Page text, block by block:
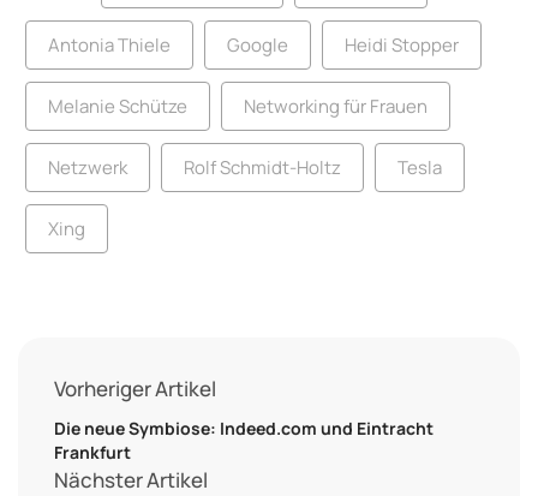
Antonia Thiele Google Heidi Stopper
Melanie Schütze Networking für Frauen
Netzwerk Rolf Schmidt-Holtz Tesla
Xing
Vorheriger Artikel
Die neue Symbiose: Indeed.com und Eintracht
Frankfurt
Nächster Artikel